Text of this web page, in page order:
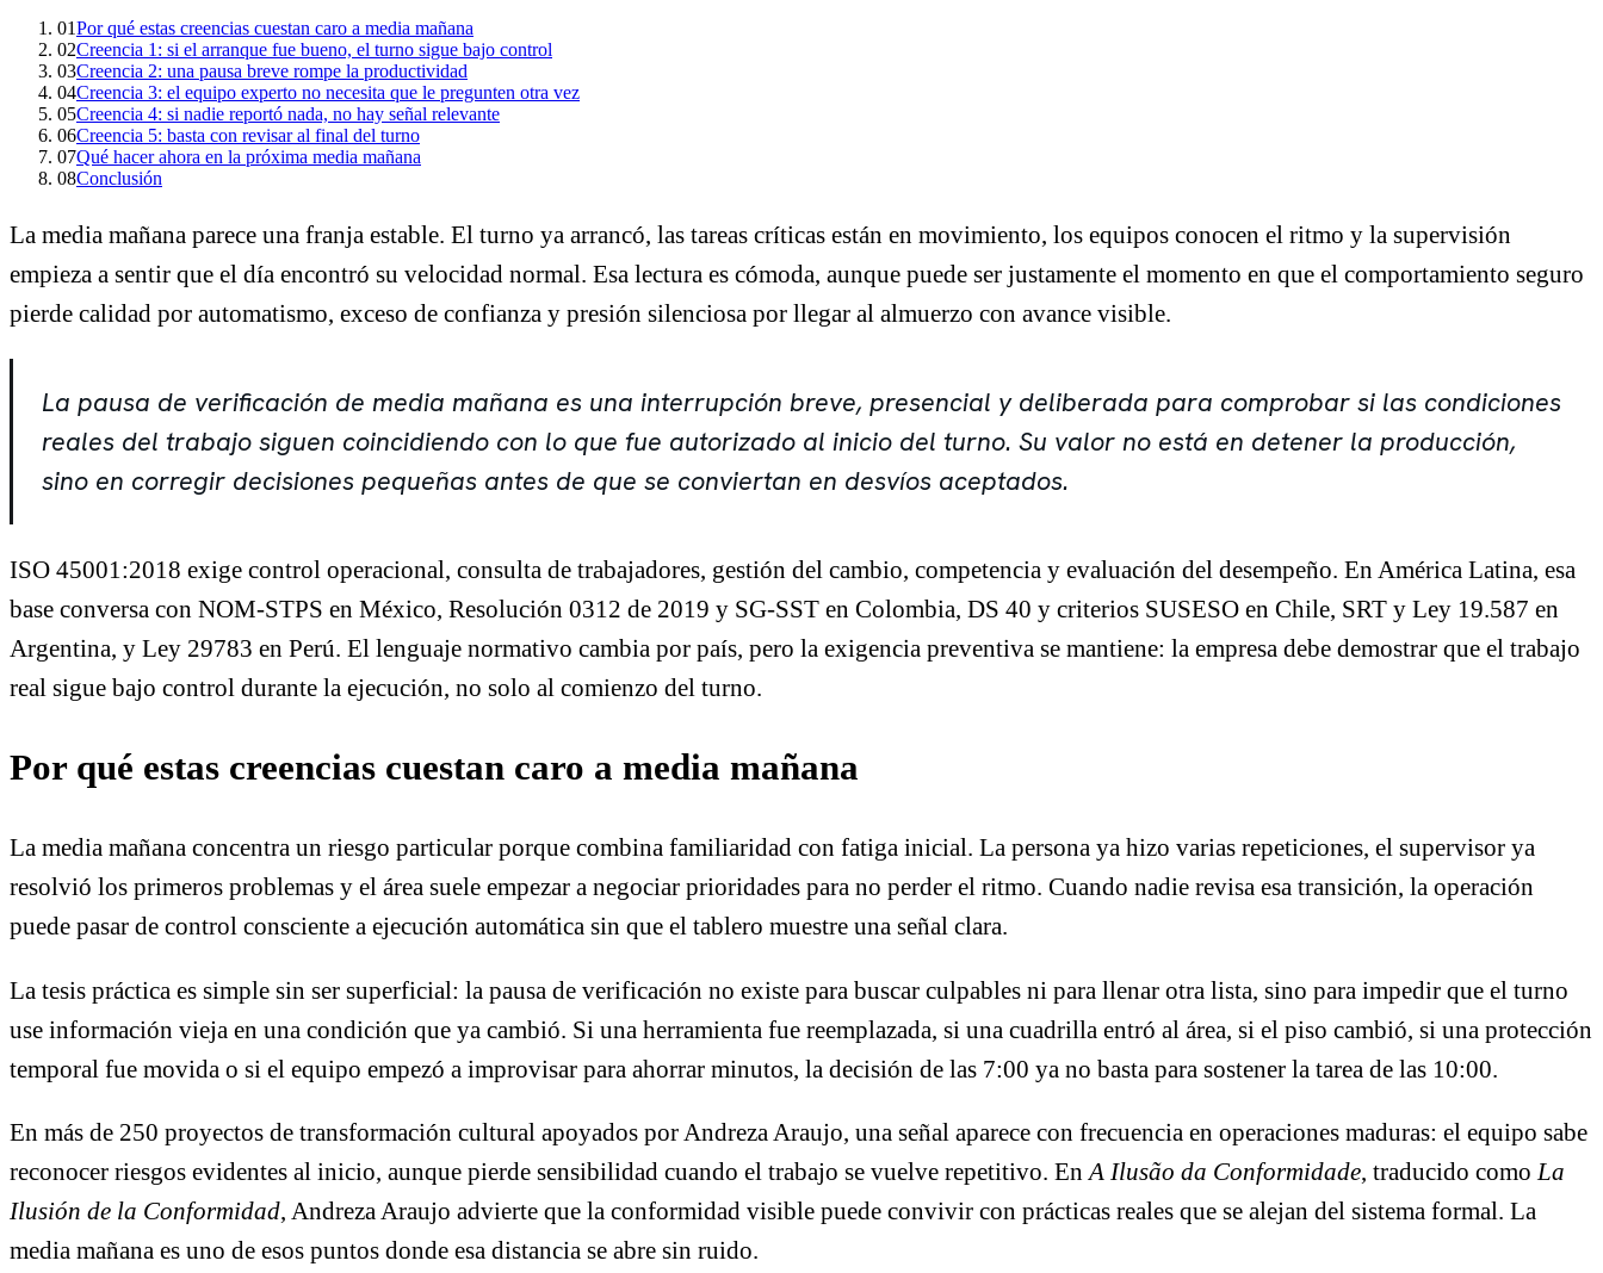
01Por qué estas creencias cuestan caro a media mañana
02Creencia 1: si el arranque fue bueno, el turno sigue bajo control
03Creencia 2: una pausa breve rompe la productividad
04Creencia 3: el equipo experto no necesita que le pregunten otra vez
05Creencia 4: si nadie reportó nada, no hay señal relevante
06Creencia 5: basta con revisar al final del turno
07Qué hacer ahora en la próxima media mañana
08Conclusión
La media mañana parece una franja estable. El turno ya arrancó, las tareas críticas están en movimiento, los equipos conocen el ritmo y la supervisión
empieza a sentir que el día encontró su velocidad normal. Esa lectura es cómoda, aunque puede ser justamente el momento en que el comportamiento seguro
pierde calidad por automatismo, exceso de confianza y presión silenciosa por llegar al almuerzo con avance visible.
La pausa de verificación de media mañana es una interrupción breve, presencial y deliberada para comprobar si las condiciones
reales del trabajo siguen coincidiendo con lo que fue autorizado al inicio del turno. Su valor no está en detener la producción,
sino en corregir decisiones pequeñas antes de que se conviertan en desvíos aceptados.
ISO 45001:2018 exige control operacional, consulta de trabajadores, gestión del cambio, competencia y evaluación del desempeño. En América Latina, esa
base conversa con NOM-STPS en México, Resolución 0312 de 2019 y SG-SST en Colombia, DS 40 y criterios SUSESO en Chile, SRT y Ley 19.587 en
Argentina, y Ley 29783 en Perú. El lenguaje normativo cambia por país, pero la exigencia preventiva se mantiene: la empresa debe demostrar que el trabajo
real sigue bajo control durante la ejecución, no solo al comienzo del turno.
Por qué estas creencias cuestan caro a media mañana
La media mañana concentra un riesgo particular porque combina familiaridad con fatiga inicial. La persona ya hizo varias repeticiones, el supervisor ya
resolvió los primeros problemas y el área suele empezar a negociar prioridades para no perder el ritmo. Cuando nadie revisa esa transición, la operación
puede pasar de control consciente a ejecución automática sin que el tablero muestre una señal clara.
La tesis práctica es simple sin ser superficial: la pausa de verificación no existe para buscar culpables ni para llenar otra lista, sino para impedir que el turno
use información vieja en una condición que ya cambió. Si una herramienta fue reemplazada, si una cuadrilla entró al área, si el piso cambió, si una protección
temporal fue movida o si el equipo empezó a improvisar para ahorrar minutos, la decisión de las 7:00 ya no basta para sostener la tarea de las 10:00.
En más de 250 proyectos de transformación cultural apoyados por Andreza Araujo, una señal aparece con frecuencia en operaciones maduras: el equipo sabe
reconocer riesgos evidentes al inicio, aunque pierde sensibilidad cuando el trabajo se vuelve repetitivo. En A Ilusão da Conformidade, traducido como La
Ilusión de la Conformidad, Andreza Araujo advierte que la conformidad visible puede convivir con prácticas reales que se alejan del sistema formal. La
media mañana es uno de esos puntos donde esa distancia se abre sin ruido.